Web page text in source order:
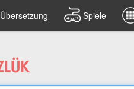
Übersetzung Spiele